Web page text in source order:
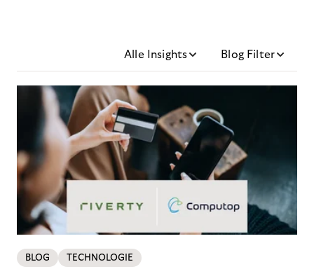
Alle Insights Blog Filter
BLOG TECHNOLOGIE